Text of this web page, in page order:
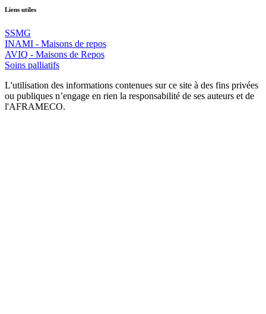
Liens utiles
SSMG
INAMI - Maisons de repos
AVIQ - Maisons de Repos
Soins palliatifs
L'utilisation des informations contenues sur ce site à des fins privées
ou publiques n’engage en rien la responsabilité de ses auteurs et de
l'AFRAMECO.